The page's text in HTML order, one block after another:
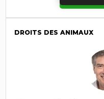
DROITS DES ANIMAUX